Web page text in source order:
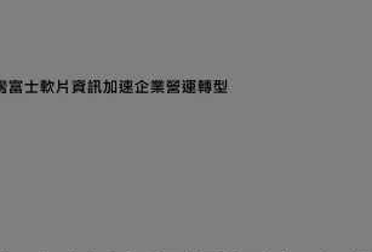
士軟片資訊加速企業營運轉型